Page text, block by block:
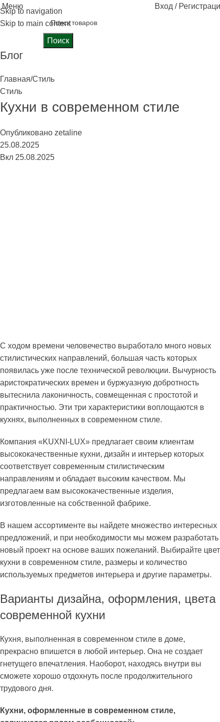
Skip to navigation
Skip to main content
Меню Вход /
Поиск
Блог
Главная Стиль
Стиль
Кухни в современном стиле
Опубликовано zetaline
25.08.2025
Вкл 25.08.2025
С ходом времени человечество выработало много новых
стилистических направлений, большая часть которых
появилась уже после технической революции. Вычурность
аристократических времен и буржуазную добротность
вытеснила лаконичность, совмещенная с простотой и
практичностью. Эти три характеристики воплощаются в
кухнях, выполненных в современном стиле.
Компания «KUXNI-LUX» предлагает своим клиентам
высококачественные кухни, дизайн и интерьер которых
соответствует современным стилистическим
направлениям и обладает высоким качеством. Мы
предлагаем вам высококачественные изделия,
изготовленные на собственной фабрике.
В нашем ассортименте вы найдете множество интересных
предложений, и при необходимости мы можем разработать
новый проект на основе ваших пожеланий. Выбирайте цвет
кухни в современном стиле, размеры и количество
используемых предметов интерьера и другие параметры.
Варианты дизайна, оформления, цвета
современной кухни
Кухня, выполненная в современном стиле в доме,
прекрасно впишется в любой интерьер. Она не создает
гнетущего впечатления. Наоборот, находясь внутри вы
сможете хорошо отдохнуть после продолжительного
трудового дня.
Кухни, оформленные в современном стиле,